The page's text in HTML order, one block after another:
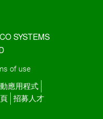
SYSTEMS
of use
應用程式
招募人才